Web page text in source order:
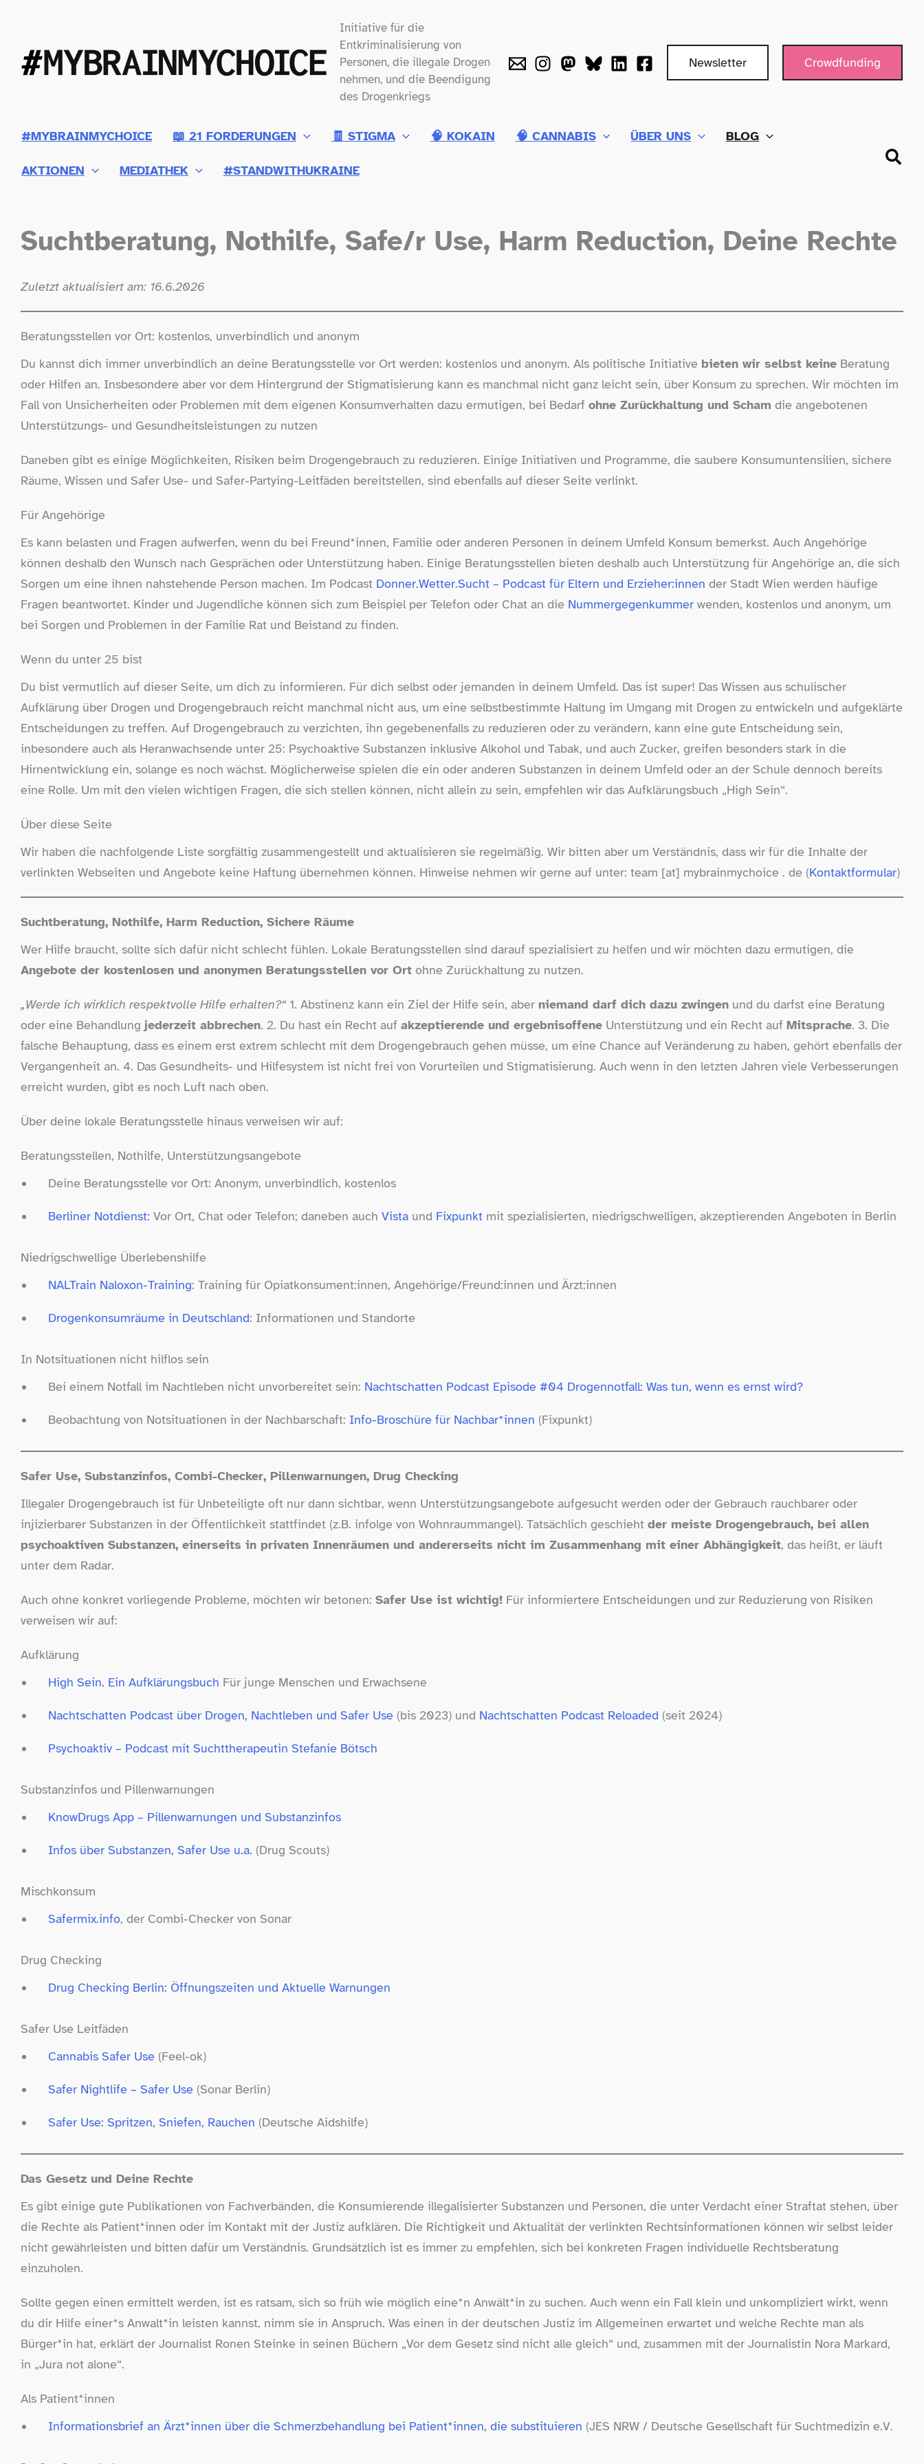
springen
Initiative für die
Entkriminalisierung von
Personen, die illegale Drogen
nehmen, und die Beendigung
des Drogenkriegs
Newsletter Crowdfunding
#MYBRAINMYCHOICE 📖 21 FORDERUNGEN 🧾 STIGMA 🧠 KOKAIN 🧠 CANNABIS ÜBER UNS BLOG
AKTIONEN MEDIATHEK #STANDWITHUKRAINE
Suchtberatung, Nothilfe, Safe/​r Use, Harm Reduction, Deine Rechte
Zuletzt aktualisiert am: 16.6.2026
Beratungsstellen vor Ort: kostenlos, unverbindlich und anonym
Du kannst dich immer unverbindlich an deine Beratungsstelle vor Ort werden: kostenlos und anonym. Als politische Initiative bieten wir selbst keine Beratung
oder Hilfen an. Insbesondere aber vor dem Hintergrund der Stigmatisierung kann es manchmal nicht ganz leicht sein, über Konsum zu sprechen. Wir möchten im
Fall von Unsicherheiten oder Problemen mit dem eigenen Konsumverhalten dazu ermutigen, bei Bedarf ohne Zurückhaltung und Scham die angebotenen
Unterstützungs- und Gesundheitsleistungen zu nutzen
Daneben gibt es einige Möglichkeiten, Risiken beim Drogengebrauch zu reduzieren. Einige Initiativen und Programme, die saubere Konsumuntensilien, sichere
Räume, Wissen und Safer Use- und Safer-​Partying-​Leitfäden bereitstellen, sind ebenfalls auf dieser Seite verlinkt.
Für Angehörige
Es kann belasten und Fragen aufwerfen, wenn du bei Freund*innen, Familie oder anderen Personen in deinem Umfeld Konsum bemerkst. Auch Angehörige
können deshalb den Wunsch nach Gesprächen oder Unterstützung haben. Einige Beratungsstellen bieten deshalb auch Unterstützung für Angehörige an, die sich
Sorgen um eine ihnen nahstehende Person machen. Im Podcast Donner.Wetter.Sucht – Podcast für Eltern und Erzieher:innen der Stadt Wien werden häufige
Fragen beantwortet. Kinder und Jugendliche können sich zum Beispiel per Telefon oder Chat an die Nummergegenkummer wenden, kostenlos und anonym, um
bei Sorgen und Problemen in der Familie Rat und Beistand zu finden.
Wenn du unter 25 bist
Du bist vermutlich auf dieser Seite, um dich zu informieren. Für dich selbst oder jemanden in deinem Umfeld. Das ist super! Das Wissen aus schulischer
Aufklärung über Drogen und Drogengebrauch reicht manchmal nicht aus, um eine selbstbestimmte Haltung im Umgang mit Drogen zu entwickeln und aufgeklärte
Entscheidungen zu treffen. Auf Drogengebrauch zu verzichten, ihn gegebenenfalls zu reduzieren oder zu verändern, kann eine gute Entscheidung sein,
inbesondere auch als Heranwachsende unter 25: Psychoaktive Substanzen inklusive Alkohol und Tabak, und auch Zucker, greifen besonders stark in die
Hirnentwicklung ein, solange es noch wächst. Möglicherweise spielen die ein oder anderen Substanzen in deinem Umfeld oder an der Schule dennoch bereits
eine Rolle. Um mit den vielen wichtigen Fragen, die sich stellen können, nicht allein zu sein, empfehlen wir das Aufklärungsbuch „High Sein“.
Über diese Seite
Wir haben die nachfolgende Liste sorgfältig zusammengestellt und aktualisieren sie regelmäßig. Wir bitten aber um Verständnis, dass wir für die Inhalte der
verlinkten Webseiten und Angebote keine Haftung übernehmen können. Hinweise nehmen wir gerne auf unter: team [at] mybrainmychoice . de (Kontaktformular)
Suchtberatung, Nothilfe, Harm Reduction, Sichere Räume
Wer Hilfe braucht, sollte sich dafür nicht schlecht fühlen. Lokale Beratungsstellen sind darauf spezialisiert zu helfen und wir möchten dazu ermutigen, die
Angebote der kostenlosen und anonymen Beratungsstellen vor Ort ohne Zurückhaltung zu nutzen.
„Werde ich wirklich respektvolle Hilfe erhalten?“ 1. Abstinenz kann ein Ziel der Hilfe sein, aber niemand darf dich dazu zwingen und du darfst eine Beratung
oder eine Behandlung jederzeit abbrechen. 2. Du hast ein Recht auf akzeptierende und ergebnisoffene Unterstützung und ein Recht auf Mitsprache. 3. Die
falsche Behauptung, dass es einem erst extrem schlecht mit dem Drogengebrauch gehen müsse, um eine Chance auf Veränderung zu haben, gehört ebenfalls der
Vergangenheit an. 4. Das Gesundheits- und Hilfesystem ist nicht frei von Vorurteilen und Stigmatisierung. Auch wenn in den letzten Jahren viele Verbesserungen
erreicht wurden, gibt es noch Luft nach oben.
Über deine lokale Beratungsstelle hinaus verweisen wir auf:
Beratungsstellen, Nothilfe, Unterstützungsangebote
Deine Beratungsstelle vor Ort: Anonym, unverbindlich, kostenlos
Berliner Notdienst: Vor Ort, Chat oder Telefon; daneben auch Vista und Fixpunkt mit spezialisierten, niedrigschwelligen, akzeptierenden Angeboten in Berlin
Niedrigschwellige Überlebenshilfe
NALTrain Naloxon-​Training: Training für Opiatkonsument:innen, Angehörige/Freund:innen und Ärzt:innen
Drogenkonsumräume in Deutschland: Informationen und Standorte
In Notsituationen nicht hilflos sein
Bei einem Notfall im Nachtleben nicht unvorbereitet sein: Nachtschatten Podcast Episode #04 Drogennotfall: Was tun, wenn es ernst wird?
Beobachtung von Notsituationen in der Nachbarschaft: Info-​Broschüre für Nachbar*innen (Fixpunkt)
Safer Use, Substanzinfos, Combi-​Checker, Pillenwarnungen, Drug Checking
Illegaler Drogengebrauch ist für Unbeteiligte oft nur dann sichtbar, wenn Unterstützungsangebote aufgesucht werden oder der Gebrauch rauchbarer oder
injizierbarer Substanzen in der Öffentlichkeit stattfindet (z.B. infolge von Wohnraummangel). Tatsächlich geschieht der meiste Drogengebrauch, bei allen
psychoaktiven Substanzen, einerseits in privaten Innenräumen und andererseits nicht im Zusammenhang mit einer Abhängigkeit, das heißt, er läuft
unter dem Radar.
Auch ohne konkret vorliegende Probleme, möchten wir betonen: Safer Use ist wichtig! Für informiertere Entscheidungen und zur Reduzierung von Risiken
verweisen wir auf:
Aufklärung
High Sein. Ein Aufklärungsbuch Für junge Menschen und Erwachsene
Nachtschatten Podcast über Drogen, Nachtleben und Safer Use (bis 2023) und Nachtschatten Podcast Reloaded (seit 2024)
Psychoaktiv – Podcast mit Suchttherapeutin Stefanie Bötsch
Substanzinfos und Pillenwarnungen
KnowDrugs App – Pillenwarnungen und Substanzinfos
Infos über Substanzen, Safer Use u.a. (Drug Scouts)
Mischkonsum
Safermix​.info, der Combi-​Checker von Sonar
Drug Checking
Drug Checking Berlin: Öffnungszeiten und Aktuelle Warnungen
Safer Use Leitfäden
Cannabis Safer Use (Feel-​ok)
Safer Nightlife – Safer Use (Sonar Berlin)
Safer Use: Spritzen, Sniefen, Rauchen (Deutsche Aidshilfe)
Das Gesetz und Deine Rechte
Es gibt einige gute Publikationen von Fachverbänden, die Konsumierende illegalisierter Substanzen und Personen, die unter Verdacht einer Straftat stehen, über
die Rechte als Patient*innen oder im Kontakt mit der Justiz aufklären. Die Richtigkeit und Aktualität der verlinkten Rechtsinformationen können wir selbst leider
nicht gewährleisten und bitten dafür um Verständnis. Grundsätzlich ist es immer zu empfehlen, sich bei konkreten Fragen individuelle Rechtsberatung
einzuholen.
Sollte gegen einen ermittelt werden, ist es ratsam, sich so früh wie möglich eine*n Anwält*in zu suchen. Auch wenn ein Fall klein und unkompliziert wirkt, wenn
du dir Hilfe einer*s Anwalt*in leisten kannst, nimm sie in Anspruch. Was einen in der deutschen Justiz im Allgemeinen erwartet und welche Rechte man als
Bürger*in hat, erklärt der Journalist Ronen Steinke in seinen Büchern „Vor dem Gesetz sind nicht alle gleich“ und, zusammen mit der Journalistin Nora Markard,
in „Jura not alone“.
Als Patient*innen
Informationsbrief an Ärzt*innen über die Schmerzbehandlung bei Patient*innen, die substituieren (JES NRW /​ Deutsche Gesellschaft für Suchtmedizin e.V.